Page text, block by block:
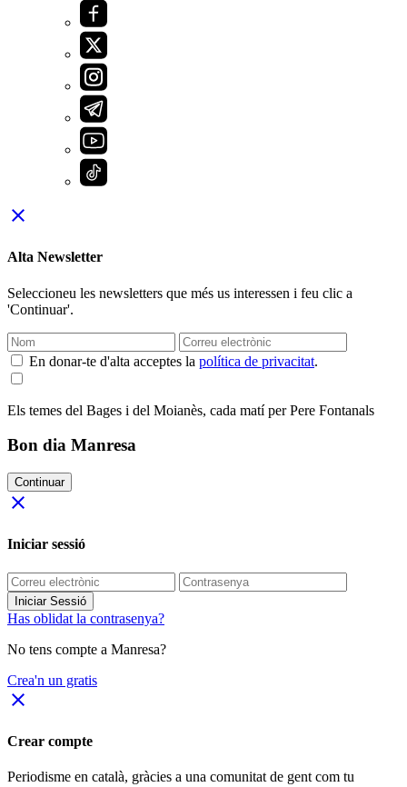
close
Alta Newsletter
Seleccioneu les newsletters que més us interessen i feu clic a
'Continuar'.
En donar-te d'alta acceptes la política de privacitat.
Els temes del Bages i del Moianès, cada matí per Pere Fontanals
Bon dia Manresa
Continuar
close
Iniciar sessió
Iniciar Sessió
Has oblidat la contrasenya?
No tens compte a Manresa?
Crea'n un gratis
close
Crear compte
Periodisme en català, gràcies a una comunitat de gent com tu